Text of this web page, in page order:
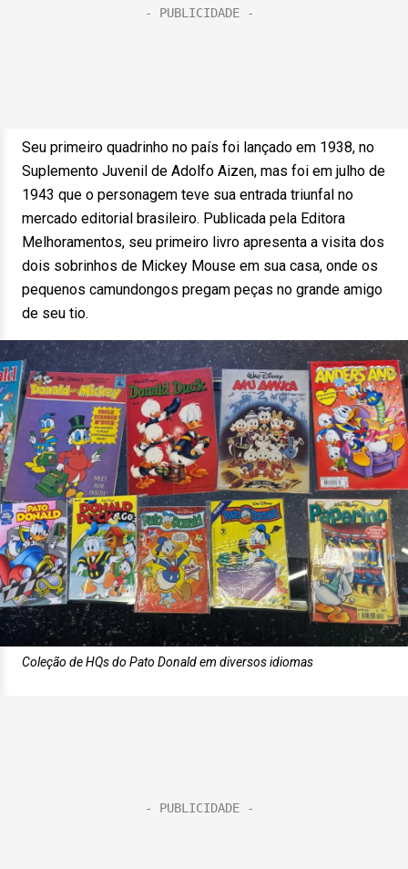
Seu primeiro quadrinho no país foi lançado em 1938, no
Suplemento Juvenil de Adolfo Aizen, mas foi em julho de
1943 que o personagem teve sua entrada triunfal no
mercado editorial brasileiro. Publicada pela Editora
Melhoramentos, seu primeiro livro apresenta a visita dos
dois sobrinhos de Mickey Mouse em sua casa, onde os
pequenos camundongos pregam peças no grande amigo
de seu tio.
Coleção de HQs do Pato Donald em diversos idiomas